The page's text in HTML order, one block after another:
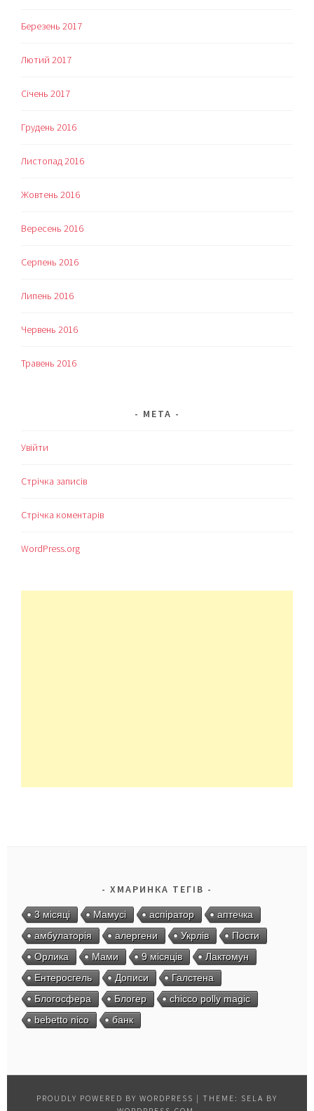
Березень 2017
Лютий 2017
Січень 2017
Грудень 2016
Листопад 2016
Жовтень 2016
Вересень 2016
Серпень 2016
Липень 2016
Червень 2016
Травень 2016
МЕТА
Увійти
Стрічка записів
Стрічка коментарів
WordPress.org
ХМАРИНКА ТЕГІВ
3 місяці Мамусі аспіратор
аптечка
амбулаторія
алергени Укрлів
Пости
Орлика
Мами 9 місяців
Лактомун
Ентеросгель
Дописи
Галстена
Блогосфера
Блогер
chicco polly magic
bebetto nico
банк
PROUDLY POWERED BY WORDPRESS | THEME: SELA BY